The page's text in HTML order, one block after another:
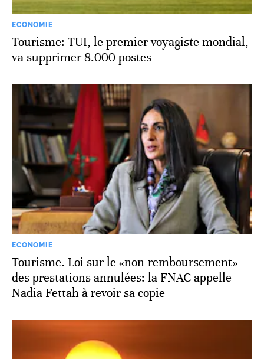
ECONOMIE
Tourisme: TUI, le premier voyagiste mondial,
va supprimer 8.000 postes
ECONOMIE
Tourisme. Loi sur le «non-remboursement»
des prestations annulées: la FNAC appelle
Nadia Fettah à revoir sa copie